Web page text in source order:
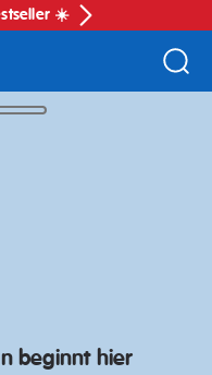
☀️
der Katze!
beginnt hier